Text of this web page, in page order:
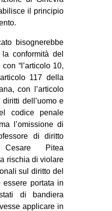
il principio
bisognerebbe
conformità del
“l’articolo 10,
117 della
con l’articolo
dell’uomo e
codice penale
l’omissione di
di diritto
Cesare Pitea
rischia di violare
sul diritto del
essere portata in
di bandiera
applicare in